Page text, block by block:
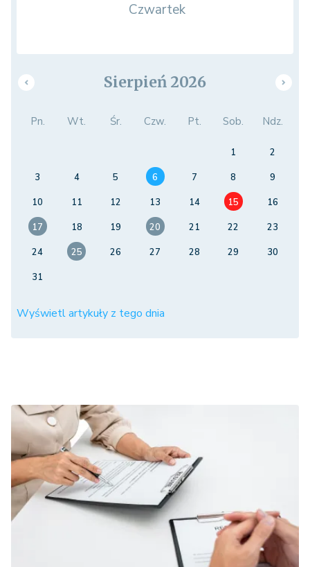
Czwartek
Sierpień 2026
Pn. Wt. Śr. Czw. Pt. Sob. Ndz.
1
2
3
4 5 6 7 8
9
10
11 12 13 14 15
16
17
18 19 20 21 22
23
24
25 26 27 28 29
30
31
Wyświetl artykuły z tego dnia